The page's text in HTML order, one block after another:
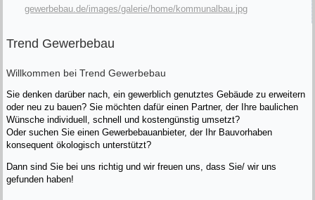
gewerbebau.de/images/galerie/home/kommunalbau.jpg
Trend Gewerbebau
Willkommen bei Trend Gewerbebau
Sie denken darüber nach, ein gewerblich genutztes Gebäude zu erweitern
oder neu zu bauen? Sie möchten dafür einen Partner, der Ihre baulichen
Wünsche individuell, schnell und kostengünstig umsetzt?
Oder suchen Sie einen Gewerbebauanbieter, der Ihr Bauvorhaben
konsequent ökologisch unterstützt?
Dann sind Sie bei uns richtig und wir freuen uns, dass Sie/ wir uns
gefunden haben!